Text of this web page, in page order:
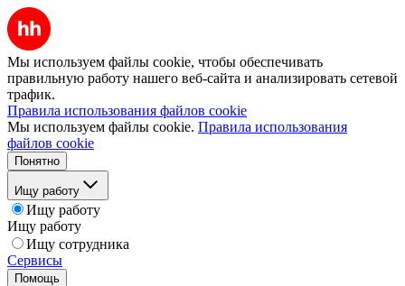
Мы используем файлы cookie, чтобы обеспечивать
правильную работу нашего веб-сайта и анализировать сетевой
трафик.
Правила использования файлов cookie
Мы используем файлы cookie. Правила использования
файлов cookie
Понятно
Ищу работу
Ищу работу
Ищу работу
Ищу сотрудника
Сервисы
Помощь